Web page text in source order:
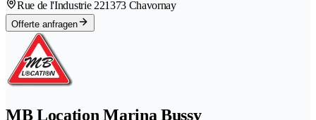
Rue de l'Industrie 221373 Chavornay
Offerte anfragen
MB Location Marina Bussy